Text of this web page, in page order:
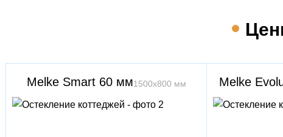
Melke Smart 60 мм1500х800 мм Melke